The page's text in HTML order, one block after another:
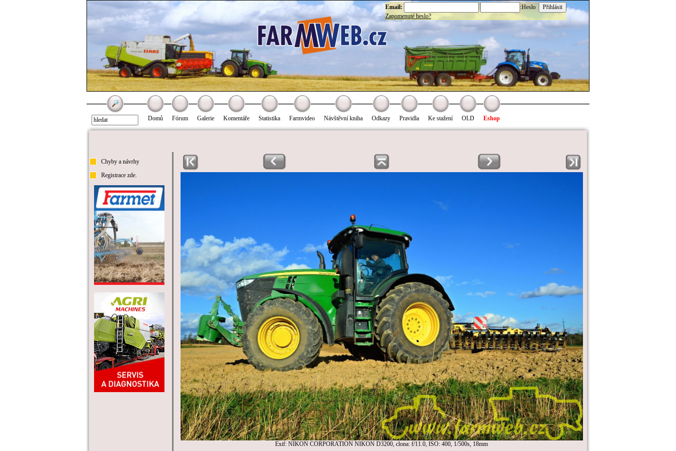
Email:
:Heslo
Zapomenuté heslo?
Domů Fórum Galerie Komentáře Statistika Farmvideo Návštěvní kniha Odkazy Pravidla Ke stažení OLD Eshop
Chyby a návrhy
Registrace zde.
Exif: NIKON CORPORATION NIKON D3200, clona: f/11.0, ISO: 400, 1/500s, 18mm